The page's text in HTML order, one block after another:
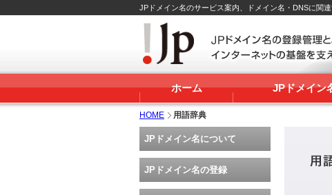
JPドメイン名のサービス案内、ドメイン名・DNSに関
ホーム JPドメイン
HOME 用語辞典
JPドメイン名について
JPドメイン名の登録